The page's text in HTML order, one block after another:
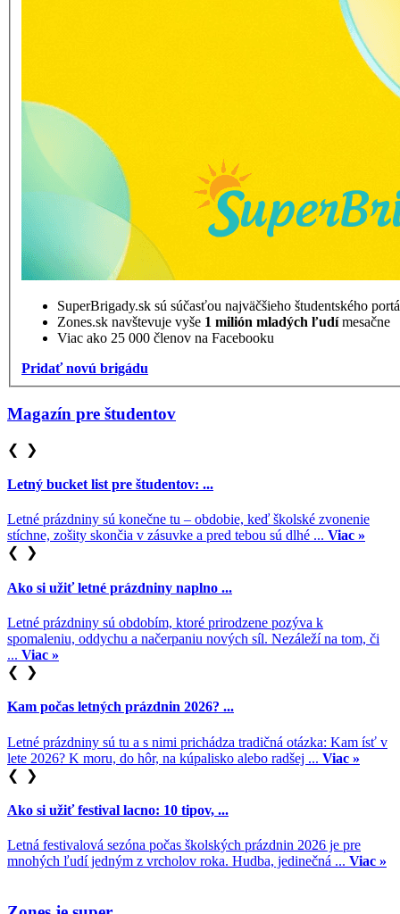
SuperBrigady.sk sú súčasťou najväčšieho študentského
Zones.sk navštevuje vyše 1 milión mladých ľudímesačne
Viac ako 25 000 členov na Facebooku
Pridať novú brigádu
Magazín pre študentov
❮ ❯
Letný bucket list pre študentov: ...
Letné prázdniny sú konečne tu – obdobie, keď školské zvonenie
stíchne, zošity skončia v zásuvke a pred tebou sú dlhé ... Viac »
❮
❯
Ako si užiť letné prázdniny naplno ...
Letné prázdniny sú obdobím, ktoré prirodzene pozýva k
spomaleniu, oddychu a načerpaniu nových síl. Nezáleží na tom, či
... Viac »
❮
❯
Kam počas letných prázdnin 2026? ...
Letné prázdniny sú tu a s nimi prichádza tradičná otázka: Kam ísť v
lete 2026? K moru, do hôr, na kúpalisko alebo radšej ... Viac »
❮
❯
Ako si užiť festival lacno: 10 tipov, ...
Letná festivalová sezóna počas školských prázdnin 2026 je pre
mnohých ľudí jedným z vrcholov roka. Hudba, jedinečná ... Viac »